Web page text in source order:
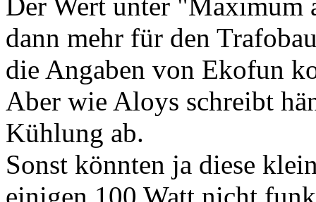
Der Wert unter "Maximum
dann mehr für den
die Angaben von Ekofun
Aber wie Aloys schreibt
Kühlung ab.
Sonst könnten ja diese